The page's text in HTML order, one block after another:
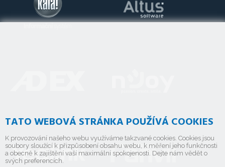
TATO WEBOVÁ STRÁNKA POUŽÍVÁ COOKIES
K provozování našeho webu využíváme takzvané cookies. Cookies jsou
soubory sloužící k přizpůsobení obsahu webu, k měření jeho funkčnosti
a obecně k zajištění vaší maximální spokojenosti. Dejte nám vědět o
svých preferencích.